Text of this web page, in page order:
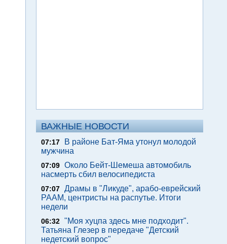
ВАЖНЫЕ НОВОСТИ
07:17
В районе Бат-Яма утонул молодой
мужчина
07:09 Около Бейт-Шемеша автомобиль
насмерть сбил велосипедиста
07:07 Драмы в "Ликуде", арабо-еврейский
РААМ, центристы на распутье. Итоги
недели
06:32 "Моя хуцпа здесь мне подходит".
Татьяна Глезер в передаче "Детский
недетский вопрос"